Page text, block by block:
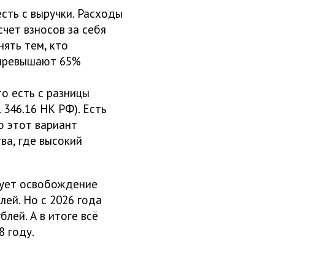
с выручки. Расходы
взносов за себя
тем, кто
65%
есть с разницы
НК РФ). Есть
этот вариант
где высокий
освобождение
Но с 2026 года
А в итоге всё
году.